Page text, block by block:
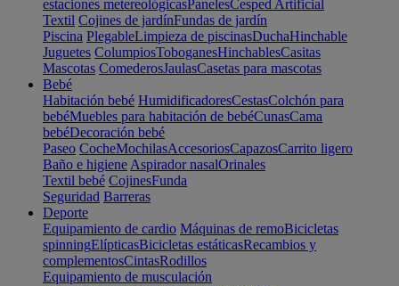
estaciones metereológicasPanelesCesped Artificial
Textil Cojines de jardínFundas de jardín
Piscina PlegableLimpieza de piscinasDuchaHinchable
Juguetes ColumpiosToboganesHinchablesCasitas
Mascotas ComederosJaulasCasetas para mascotas
Bebé
Habitación bebé HumidificadoresCestasColchón para
bebéMuebles para habitación de bebéCunasCama
bebéDecoración bebé
Paseo CocheMochilasAccesoriosCapazosCarrito ligero
Baño e higiene Aspirador nasalOrinales
Textil bebé CojinesFunda
Seguridad Barreras
Deporte
Equipamiento de cardio Máquinas de remoBicicletas
spinningElípticasBicicletas estáticasRecambios y
complementosCintasRodillos
Equipamiento de musculación